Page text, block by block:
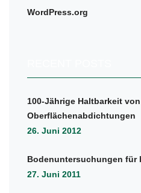
WordPress.org
100-Jährige Haltbarkeit von
Oberflächenabdichtungen
26. Juni 2012
Bodenuntersuchungen für
27. Juni 2011